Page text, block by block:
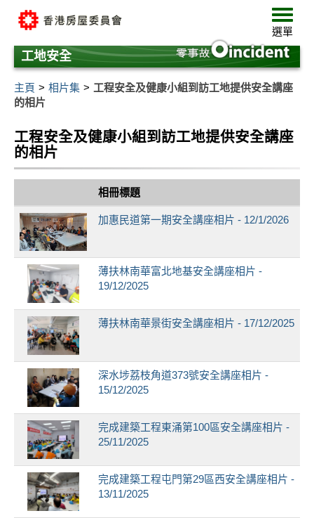
要
內
選
單
選單
工地安全
主頁 相片集
工程安全及健康小組到訪工地提供安全講座
的相片
工程安全及健康小組到訪工地提供安全講座
的相片
相冊標題
加惠民道第一期安全講座相片 - 12/1/2026
薄扶林南華富北地基安全講座相片 -
19/12/2025
薄扶林南華景街安全講座相片 - 17/12/2025
深水埗荔枝角道373號安全講座相片 -
15/12/2025
完成建築工程東涌第100區安全講座相片 -
25/11/2025
完成建築工程屯門第29區西安全講座相片 -
13/11/2025